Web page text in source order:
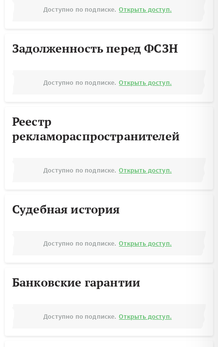
Доступно по подписке. Открыть доступ.
Задолженность перед ФСЗН
Доступно по подписке. Открыть доступ.
Реестр
рекламораспространителей
Доступно по подписке. Открыть доступ.
Судебная история
Доступно по подписке. Открыть доступ.
Банковские гарантии
Доступно по подписке. Открыть доступ.